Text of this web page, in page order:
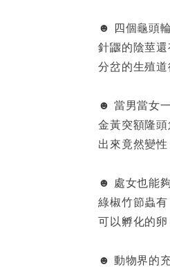
☻ 四個龜頭
針鼴的陰莖
分岔的生殖
☻ 當男當女
金黃突額隆頭
出來竟然變
☻ 處女也能
綠椒竹節蟲有
可以孵化的卵
☻ 動物界的